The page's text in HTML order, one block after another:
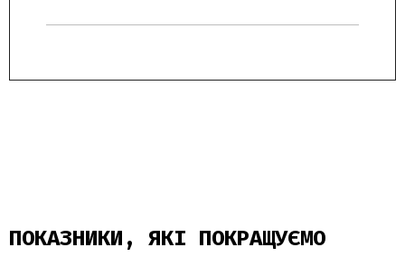
ПОКАЗНИКИ, ЯКІ ПОКРАЩУЄМО